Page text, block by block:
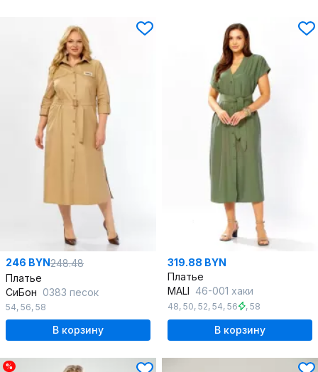
246 BYN248.48
Платье
СиБон 0383 песок
54, 56, 58
В корзину
319.88 BYN
Платье
MALI 46-001 хаки
48, 50, 52, 54, 56 , 58
В корзину
%